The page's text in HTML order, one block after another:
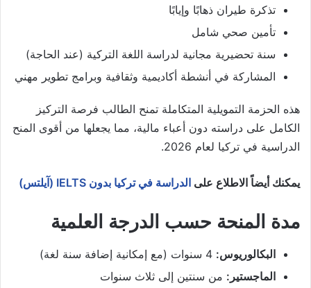
تذكرة طيران ذهابًا وإيابًا
تأمين صحي شامل
سنة تحضيرية مجانية لدراسة اللغة التركية (عند الحاجة)
المشاركة في أنشطة أكاديمية وثقافية وبرامج تطوير مهني
هذه الحزمة التمويلية المتكاملة تمنح الطالب فرصة التركيز
الكامل على دراسته دون أعباء مالية، مما يجعلها من أقوى المنح
الدراسية في تركيا لعام 2026.
يمكنك أيضاً الاطلاع على الدراسة في تركيا بدون IELTS (آيلتس)
مدة المنحة حسب الدرجة العلمية
البكالوريوس:
الماجستير: من سنتين إلى ثلاث سنوات